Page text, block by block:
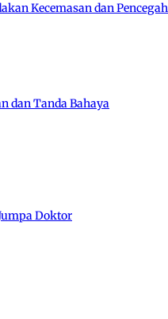
Kecemasan dan
dan Tanda Bahaya
Doktor